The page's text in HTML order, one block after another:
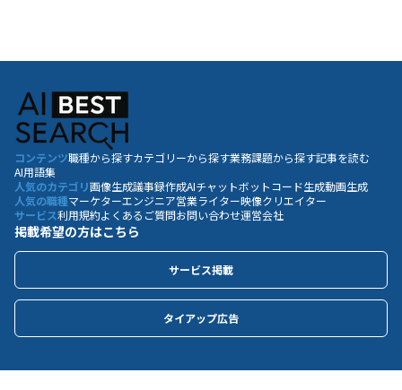
コンテンツ職種から探すカテゴリーから探す業務課題から探す記事を読む
AI用語集
人気のカテゴリ画像生成議事録作成AIチャットボットコード生成動画生成
人気の職種マーケターエンジニア営業ライター映像クリエイター
サービス利用規約よくあるご質問お問い合わせ運営会社
掲載希望の方はこちら
サービス掲載
タイアップ広告